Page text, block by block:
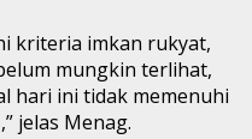
kriteria imkan rukyat,
mungkin terlihat,
hari ini tidak memenuhi
jelas Menag.